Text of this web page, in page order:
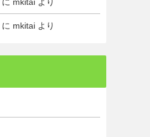
に mkitai より